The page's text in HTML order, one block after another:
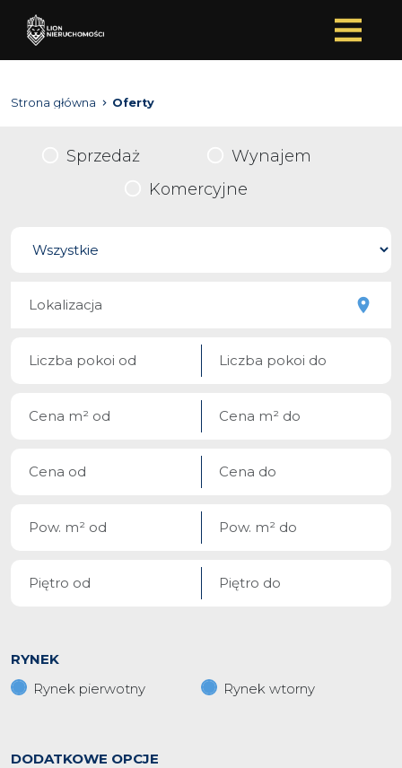
Strona główna Oferty
Sprzedaż
Wynajem
Komercyjne
RYNEK
Rynek pierwotny
Rynek wtorny
DODATKOWE OPCJE